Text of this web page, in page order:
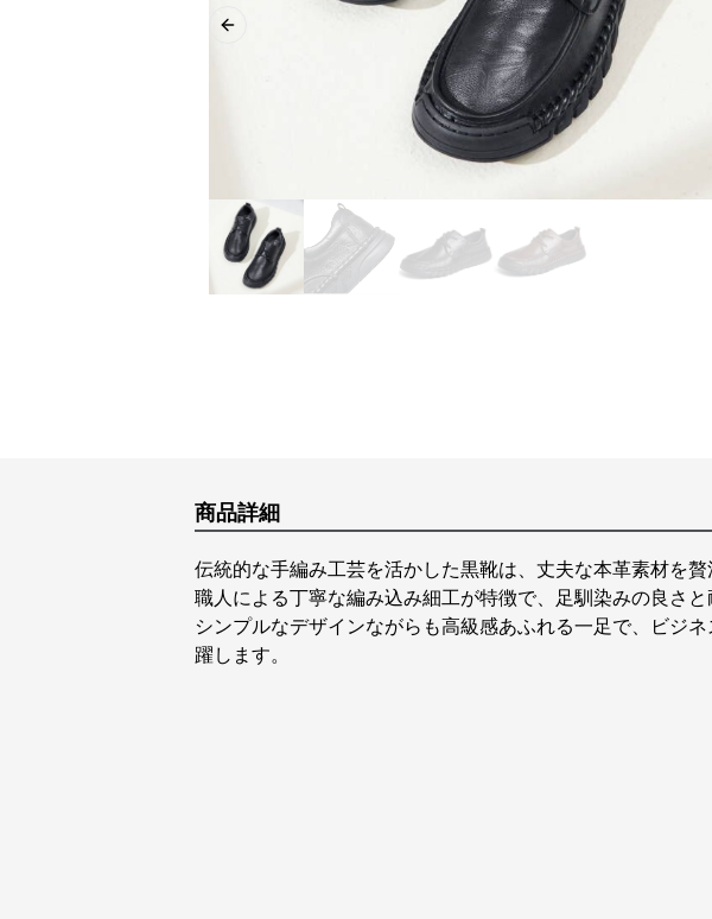
Previous slide
商品詳細
伝統的な手編み工芸を活かした黒靴は、丈夫な本革素材を贅
職人による丁寧な編み込み細工が特徴で、足馴染みの良さと
シンプルなデザインながらも高級感あふれる一足で、ビジ
躍します。